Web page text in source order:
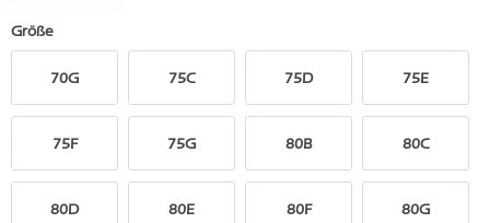
Größe
70G 75C 75D 75E
75F 75G 80B 80C
80D 80E 80F 80G